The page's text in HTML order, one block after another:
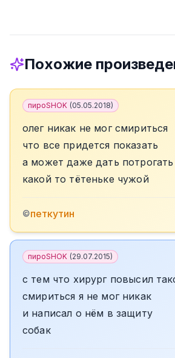
Похожие
пироSHOK (05.05.2018)
олег никак не мог смириться
что все придется показать
а может даже дать потрогать
какой то тётеньке чужой
©петкутин
пироSHOK (29.07.2015)
с тем что хирург повысил
смириться я не мог никак
и написал о нём в защиту
собак